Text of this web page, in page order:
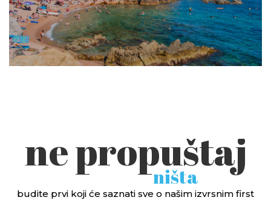
ne propuštaj
ništa
budite prvi koji će saznati sve o našim izvrsnim first